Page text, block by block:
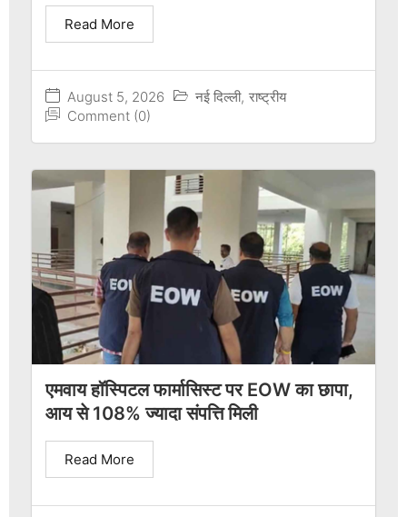
August 5, 2026 नई दिल्ली, राष्ट्रीय
Comment (0)
Read More
एमवाय हॉस्पिटल फार्मासिस्ट पर EOW का छापा,
आय से 108% ज्यादा संपत्ति मिली
Read More